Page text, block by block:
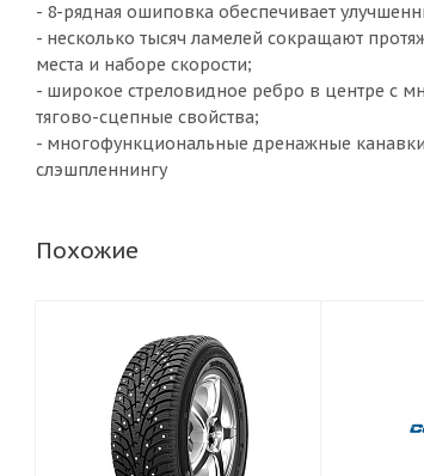
- 8-рядная ошиповка обеспечивает
- несколько тысяч ламелей сокращают
места и наборе скорости;
- широкое стреловидное ребро в центре с
тягово-сцепные свойства;
- многофункциональные дренажные
слэшпленнингу
Похожие